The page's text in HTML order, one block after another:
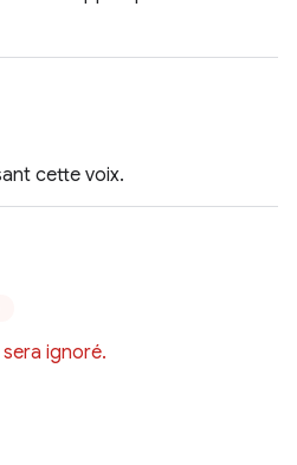
cette voix.
ignoré.